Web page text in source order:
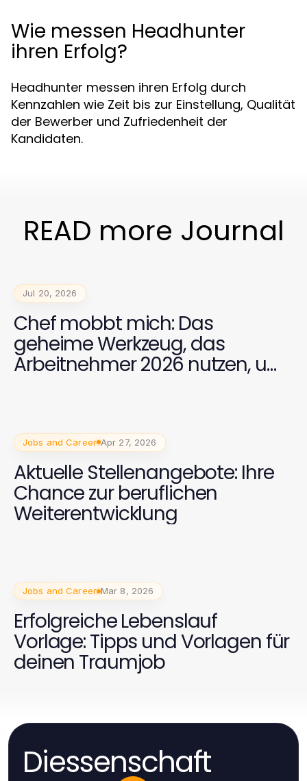
Wie messen Headhunter
ihren Erfolg?
Headhunter messen ihren Erfolg durch
Kennzahlen wie Zeit bis zur Einstellung, Qualität
der Bewerber und Zufriedenheit der
Kandidaten.
READ more Journal
Jul 20, 2026
Chef mobbt mich: Das
geheime Werkzeug, das
Arbeitnehmer 2026 nutzen, um
Jobs and Career Apr 27, 2026
Aktuelle Stellenangebote: Ihre
Chance zur beruflichen
Weiterentwicklung
Jobs and Career Mar 8, 2026
Erfolgreiche Lebenslauf
Vorlage: Tipps und Vorlagen für
deinen Traumjob
Diessenschaft